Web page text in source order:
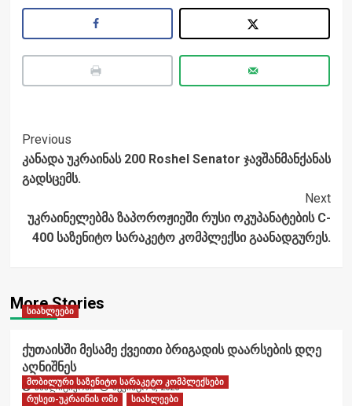
Post
Navigation
Previous
კანადა უკრაინას 200 Roshel Senator ჯავშანმანქანას
გადსცემს.
Next
უკრაინელებმა ზაპოროჟიეში რუსი ოკუპანატების C-
400 საზენიტო სარაკეტო კომპლექსი გაანადგურეს.
More Stories
სიახლეები
ქუთაისში მესამე ქვეითი ბრიგადის დაარსების დღე
აღნიშნეს
ანალიტიკოსი აგვისტო 6, 2026
მობილური საზენიტო სარაკეტო კომპლექსები
რუსეთ-უკრაინის ომი
სიახლეები